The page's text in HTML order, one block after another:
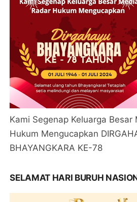
Kami Segenap Keluarga Besar
Hukum Mengucapkan
BHAYANGKARA KE-78
SELAMAT HARI BURUH